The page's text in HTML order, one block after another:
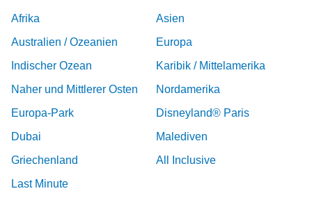
Afrika
Asien
Australien / Ozeanien
Europa
Indischer Ozean
Karibik / Mittelamerika
Naher und Mittlerer Osten
Nordamerika
Europa-Park
Disneyland® Paris
Dubai
Malediven
Griechenland
All Inclusive
Last Minute